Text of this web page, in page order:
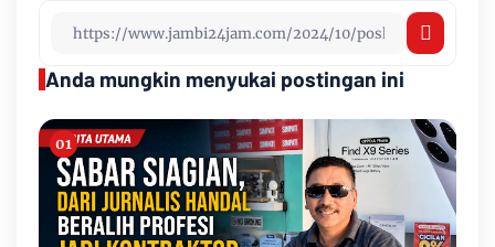
Anda mungkin menyukai postingan ini